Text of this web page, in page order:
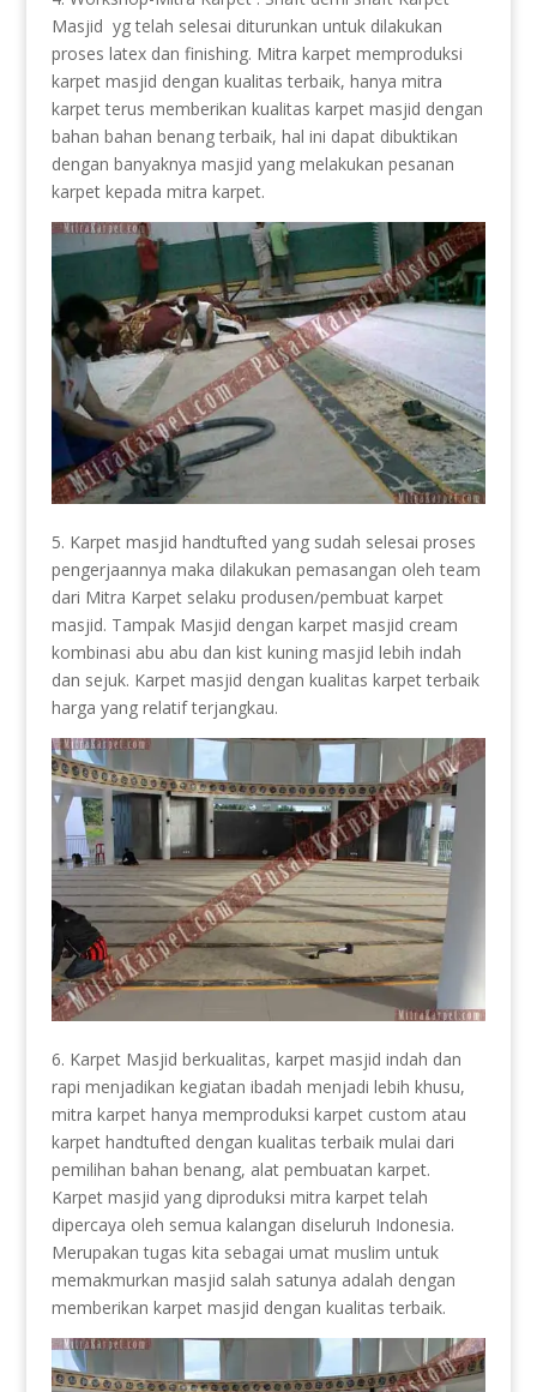
Masjid yg telah selesai diturunkan untuk dilakukan
proses latex dan finishing. Mitra karpet memproduksi
karpet masjid dengan kualitas terbaik, hanya mitra
karpet terus memberikan kualitas karpet masjid dengan
bahan bahan benang terbaik, hal ini dapat dibuktikan
dengan banyaknya masjid yang melakukan pesanan
karpet kepada mitra karpet.
5. Karpet masjid handtufted yang sudah selesai proses
pengerjaannya maka dilakukan pemasangan oleh team
dari Mitra Karpet selaku produsen/pembuat karpet
masjid. Tampak Masjid dengan karpet masjid cream
kombinasi abu abu dan kist kuning masjid lebih indah
dan sejuk. Karpet masjid dengan kualitas karpet terbaik
harga yang relatif terjangkau.
6. Karpet Masjid berkualitas, karpet masjid indah dan
rapi menjadikan kegiatan ibadah menjadi lebih khusu,
mitra karpet hanya memproduksi karpet custom atau
karpet handtufted dengan kualitas terbaik mulai dari
pemilihan bahan benang, alat pembuatan karpet.
Karpet masjid yang diproduksi mitra karpet telah
dipercaya oleh semua kalangan diseluruh Indonesia.
Merupakan tugas kita sebagai umat muslim untuk
memakmurkan masjid salah satunya adalah dengan
memberikan karpet masjid dengan kualitas terbaik.